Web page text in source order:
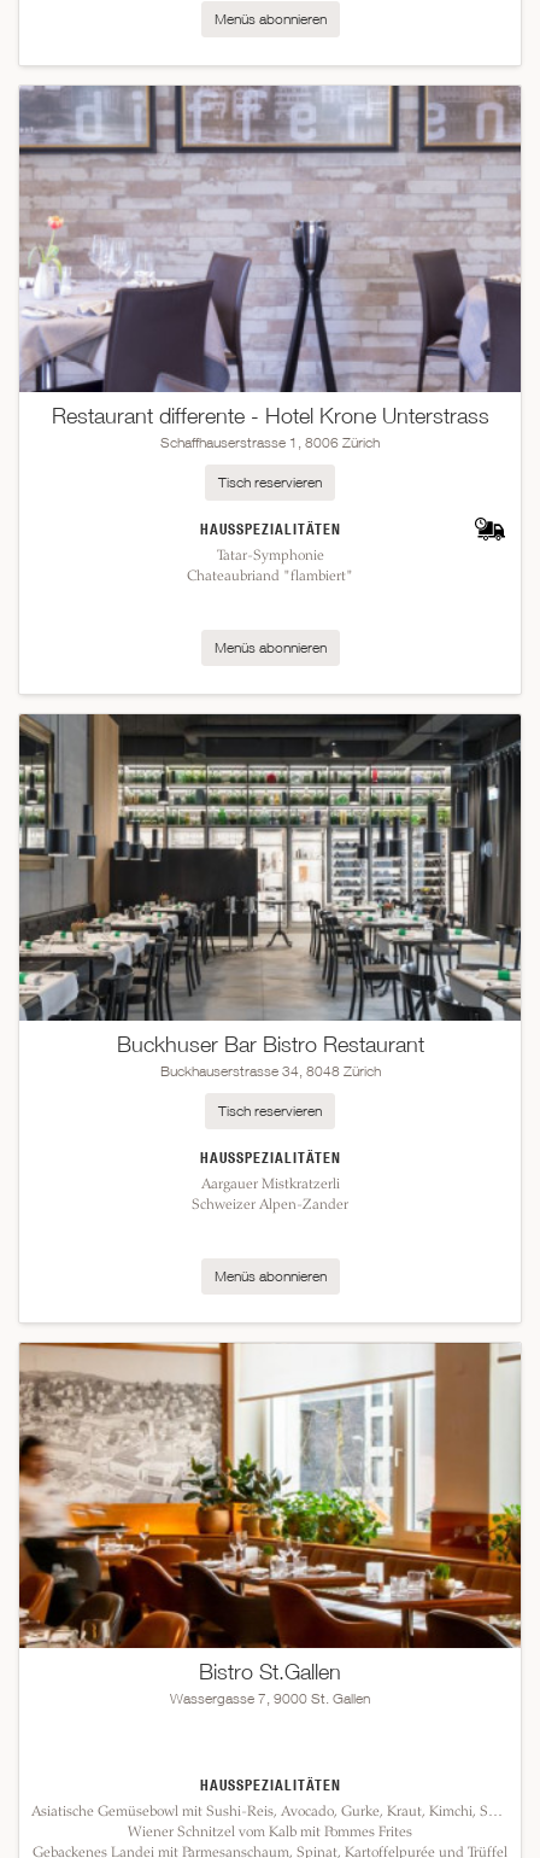
Menüs abonnieren
Restaurant differente - Hotel Krone Unterstrass
Schaffhauserstrasse 1, 8006 Zürich
HAUSSPEZIALITÄTEN
Tatar-Symphonie
Chateaubriand "flambiert"
Menüs abonnieren
Tisch reservieren
Buckhuser Bar Bistro Restaurant
Buckhauserstrasse 34, 8048 Zürich
HAUSSPEZIALITÄTEN
Aargauer Mistkratzerli
Schweizer Alpen-Zander
Menüs abonnieren
Tisch reservieren
Bistro St.Gallen
Wassergasse 7, 9000 St. Gallen
HAUSSPEZIALITÄTEN
Asiatische Gemüsebowl mit Sushi-Reis, Avocado, Gurke, Kraut, Kimchi, Sesam und Teriyaki-Sauce
Wiener Schnitzel vom Kalb mit Pommes Frites
Gebackenes Landei mit Parmesanschaum, Spinat, Kartoffelpurée und Trüffel